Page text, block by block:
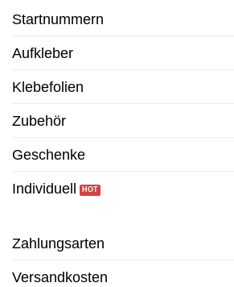
Startnummern
Aufkleber
Klebefolien
Zubehör
Geschenke
Individuell
Zahlungsarten
Versandkosten